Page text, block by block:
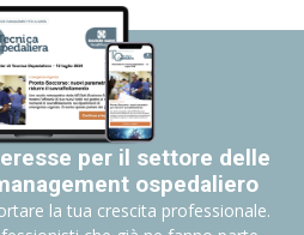
per il settore delle
ospedaliero
la tua crescita professionale.